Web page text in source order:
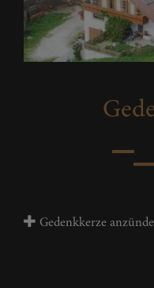
Gedenkkerze